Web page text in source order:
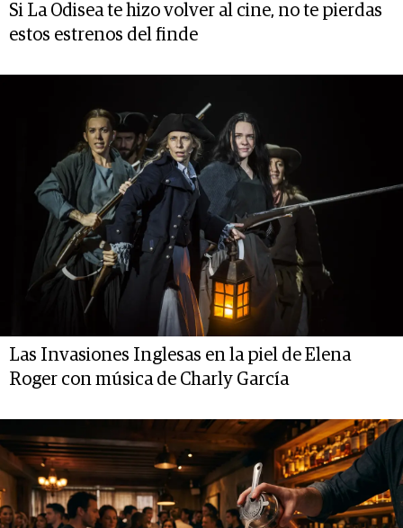
Si La Odisea te hizo volver al cine, no te pierdas
estos estrenos del finde
Las Invasiones Inglesas en la piel de Elena
Roger con música de Charly García